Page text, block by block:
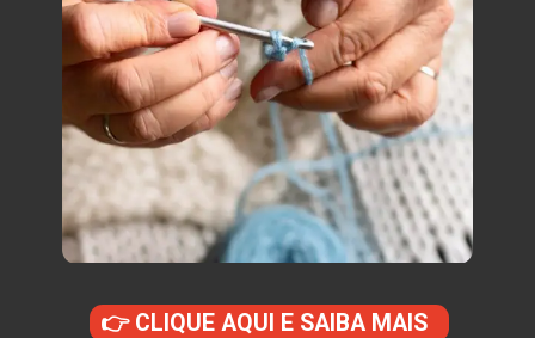
👉 CLIQUE AQUI E SAIBA MAIS